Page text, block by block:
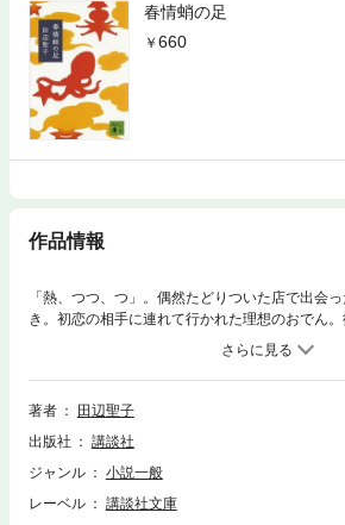
春情蛸の足
660
作品情報
「熱、つつ、つ」。偶然たどりついた店で出会
き。初恋の相手に連れて行かれた理想のおでん
きつねうどんにたこやき。妻が味を再現できな
手と一緒に味わうてっちり……。読むと幸せにな
笑って恋して腹がすく。
著者
田辺聖子
出版社
講談社
ジャンル
小説一般
レーベル
講談社文庫